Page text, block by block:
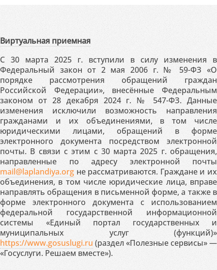
Виртуальная приемная
С 30 марта 2025 г. вступили в силу изменения в
Федеральный закон от 2 мая 2006 г. № 59-ФЗ «О
порядке рассмотрения обращений граждан
Российской Федерации», внесённые Федеральным
законом от 28 декабря 2024 г. № 547-ФЗ. Данные
изменения исключили возможность направления
гражданами и их объединениями, в том числе
юридическими лицами, обращений в форме
электронного документа посредством электронной
почты. В связи с этим с 30 марта 2025 г. обращения,
направленные по адресу электронной почты
mail@laplandiya.org не рассматриваются. Граждане и их
объединения, в том числе юридические лица, вправе
направлять обращения в письменной форме, а также в
форме электронного документа с использованием
федеральной государственной информационной
системы «Единый портал государственных и
муниципальных услуг (функций)»
https://www.gosuslugi.ru (раздел «Полезные сервисы» —
«Госуслуги. Решаем вместе»).